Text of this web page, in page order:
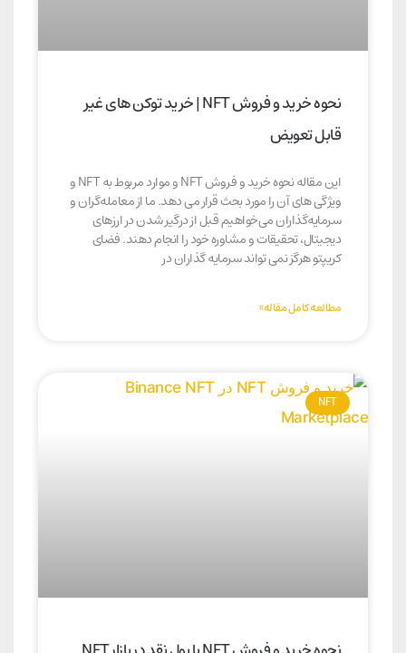
نحوه خرید و فروش NFT | خرید توکن های غیر
قابل تعویض
این مقاله نحوه خرید و فروش NFT و موارد مربوط به NFT و
ویژگی های آن را مورد بحث قرار می دهد. ما از معامله‌گران و
سرمایه‌گذاران می‌خواهیم قبل از درگیر شدن در ارزهای
دیجیتال، تحقیقات و مشاوره خود را انجام دهند. فضای
کریپتو هرگز نمی تواند سرمایه گذاران در
مطالعه کامل مقاله»
NFT